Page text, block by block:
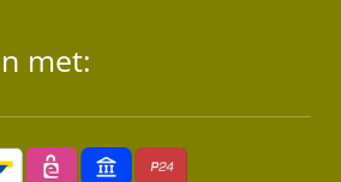
met: